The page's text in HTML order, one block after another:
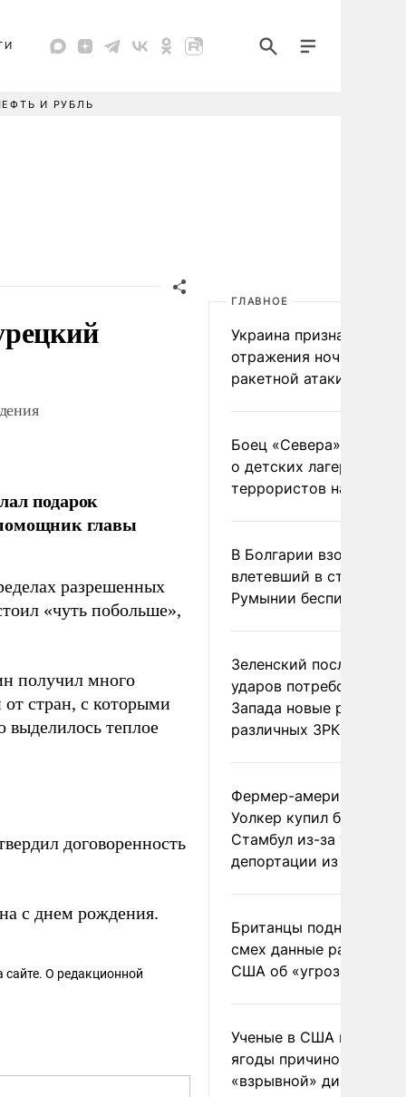
И РУБЛЬ
подарок
главы
разрешенных
«чуть побольше»,
получил много
стран, с которыми
выделилось теплое
договоренность
с днем рождения.
сайте. О редакционной
ГЛАВНОЕ
Украина признала
отражения ночной
ракетной атаки
Боец «Севера»
о детских лагерях
террористов на
В Болгарии взорвался
влетевший в страну из
Румынии беспилотник
Зеленский после
ударов потребовал у
Запада новые ракеты
различных ЗРК
Фермер-американец
Уолкер купил билет в
Стамбул из-за угрозы
депортации из России
Британцы подняли на
смех данные разведки
США об «угрозе
Ученые в США назвали
ягоды причиной
«взрывной» диареи